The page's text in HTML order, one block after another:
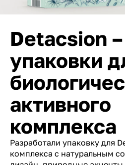
Detacsion
упаковки
активного
комплекса
Разработали упаковку для
комплекса с натуральным